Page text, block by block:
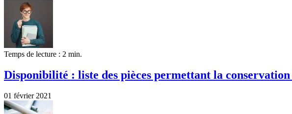
Temps de lecture : 2 min.
Disponibilité : liste des pièces permettant la
01 février 2021